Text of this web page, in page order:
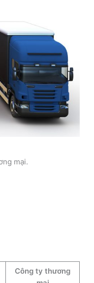
mại.
Công ty thương